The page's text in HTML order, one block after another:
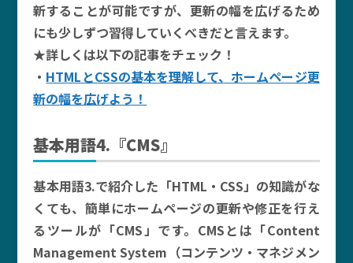
新することが可能ですが、更新の幅を広げるため
にも少しずつ習得していくべきだと言えます。
★詳しくは以下の記事をチェック！
・ HTMLとCSSの基本を理解して、ホームページ更
新の幅を広げよう！
基本用語4.『CMS』
基本用語3.で紹介した「HTML・CSS」の知識がな
くても、簡単にホームページの更新や修正を行え
るツールが「CMS」です。CMSとは「Content
Management System（コンテンツ・マネジメン